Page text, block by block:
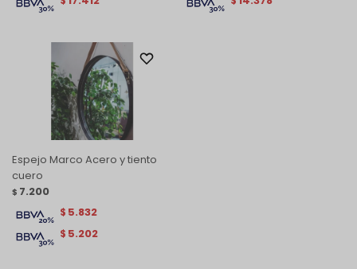
Espejo Marco Acero y tiento
cuero
$ 7.200
$ 5.202
$ 5.832